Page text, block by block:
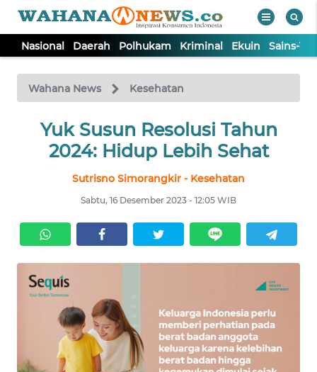
Nasional Daerah Polhukam Kriminal Ekuin Sains-
Wahana News Kesehatan
Yuk Susun Resolusi Tahun
2024: Hidup Lebih Sehat
Sutrisno Simorangkir - Kesehatan
Sabtu, 16 Desember 2023 - 12:05 WIB
TV
Tutup
NASIONAL
KRIMINAL
EKUIN
SAINS-TEKNO
KESEHATAN